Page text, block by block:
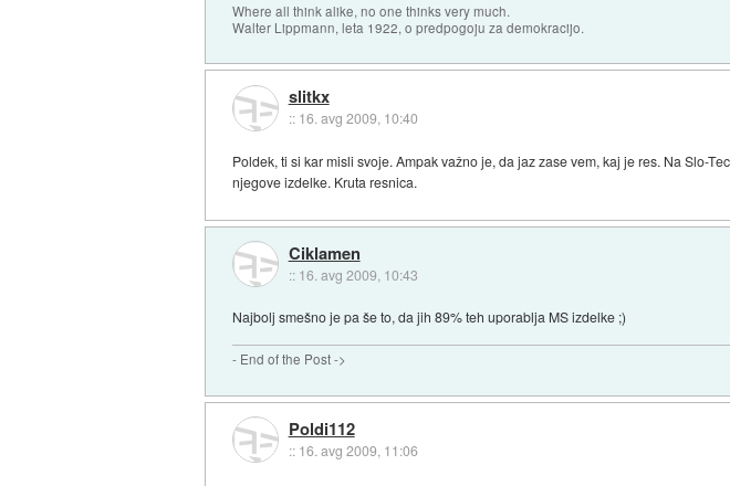
Where all think alike, no one thinks very much.
Walter Lippmann, leta 1922, o predpogoju za demokracijo.
slitkx
:: 16. avg 2009, 10:40
Poldek, ti si kar misli svoje. Ampak važno je, da jaz zase vem, kaj je res. Na Slo-
njegove izdelke. Kruta resnica.
Ciklamen
:: 16. avg 2009, 10:43
Najbolj smešno je pa še to, da jih 89% teh uporablja MS izdelke ;)
- End of the Post ->
Poldi112
:: 16. avg 2009, 11:06